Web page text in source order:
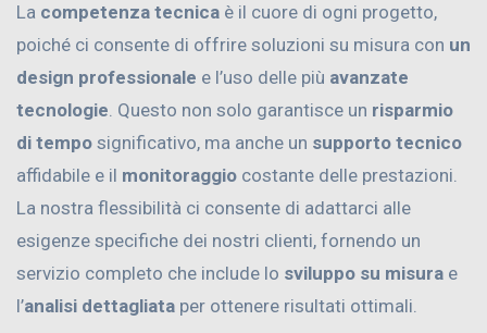
La competenza tecnica è il cuore di ogni progetto,
poiché ci consente di offrire soluzioni su misura con un
design professionale e l’uso delle più avanzate
tecnologie . Questo non solo garantisce un risparmio
di tempo significativo, ma anche un supporto tecnico
affidabile e il monitoraggio costante delle prestazioni.
La nostra flessibilità ci consente di adattarci alle
esigenze specifiche dei nostri clienti, fornendo un
servizio completo che include lo sviluppo su misura e
l’analisi dettagliata per ottenere risultati ottimali.